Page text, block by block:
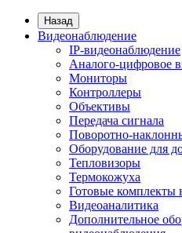
Назад
Видеонаблюдение
IP-видеонаблюдение
Аналого-цифровое
Мониторы
Контроллеры
Объективы
Передача сигнала
Поворотно-
Оборудование для
Тепловизоры
Термокожуха
Готовые комплекты
Видеоаналитика
Дополнительное